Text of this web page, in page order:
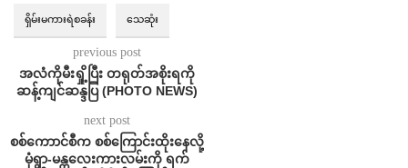
ရှိမ်းမကားရဲစခန်း သေဆုံး
previous post
အလံကိုမီးရှို့ပြီး တရုတ်အစိုးရကို
ဆန့်ကျင်ဆန္ဒပြ (PHOTO NEWS)
next post
စစ်ကောာင်စီက စစ်ကြောင်းထိုးနေလို့
မုံရွာ-မန္တလေးကားလမ်းကို ရက်